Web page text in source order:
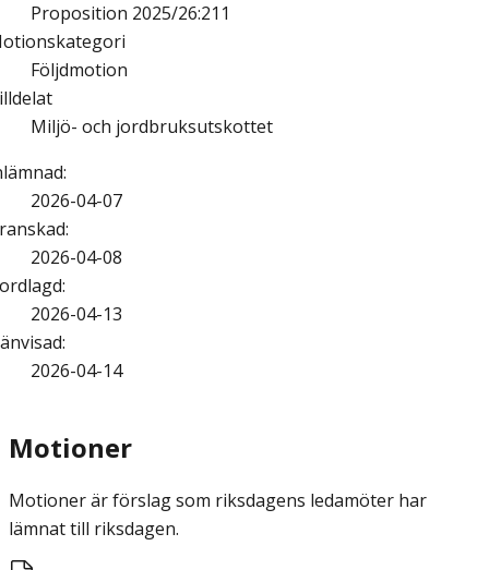
Proposition 2025/26:211
Följdmotion
Miljö- och jordbruksutskottet
:
2026-04-07
:
2026-04-08
:
2026-04-13
:
2026-04-14
Motioner
Motioner är förslag som riksdagens ledamöter har
lämnat till riksdagen.